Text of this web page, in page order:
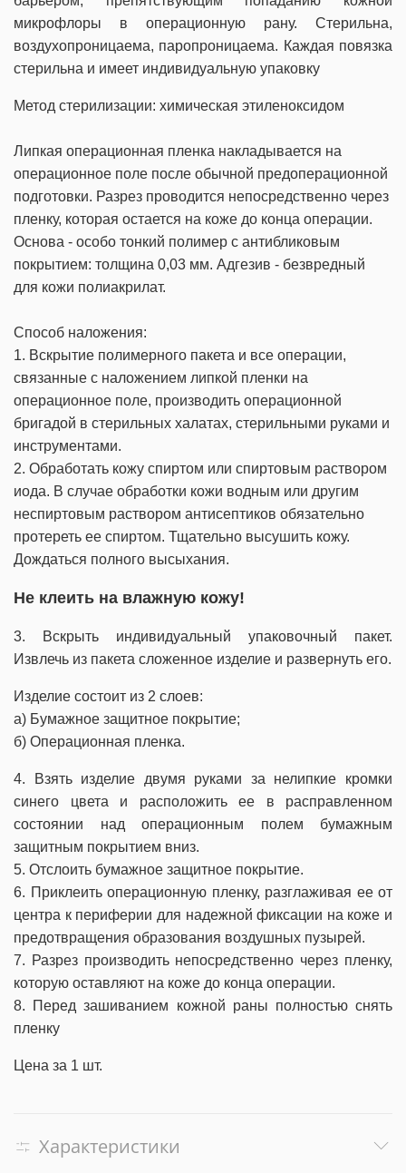
микрофлоры в операционную рану. Стерильна,
воздухопроницаема, паропроницаема. Каждая повязка
стерильна и имеет индивидуальную упаковку
Метод стерилизации: химическая этиленоксидом
Липкая операционная пленка накладывается на
операционное поле после обычной предоперационной
подготовки. Разрез проводится непосредственно через
пленку, которая остается на коже до конца операции.
Основа - особо тонкий полимер с антибликовым
покрытием: толщина 0,03 мм. Адгезив - безвредный
для кожи полиакрилат.
Способ наложения:
1. Вскрытие полимерного пакета и все операции,
связанные с наложением липкой пленки на
операционное поле, производить операционной
бригадой в стерильных халатах, стерильными руками и
инструментами.
2. Обработать кожу спиртом или спиртовым раствором
иода. В случае обработки кожи водным или другим
неспиртовым раствором антисептиков обязательно
протереть ее спиртом. Тщательно высушить кожу.
Дождаться полного высыхания.
Не клеить на влажную кожу!
3. Вскрыть индивидуальный упаковочный пакет.
Извлечь из пакета сложенное изделие и развернуть его.
Изделие состоит из 2 слоев:
а) Бумажное защитное покрытие;
б) Операционная пленка.
4. Взять изделие двумя руками за нелипкие кромки
синего цвета и расположить ее в расправленном
состоянии над операционным полем бумажным
защитным покрытием вниз.
5. Отслоить бумажное защитное покрытие.
6. Приклеить операционную пленку, разглаживая ее от
центра к периферии для надежной фиксации на коже и
предотвращения образования воздушных пузырей.
7. Разрез производить непосредственно через пленку,
которую оставляют на коже до конца операции.
8. Перед зашиванием кожной раны полностью снять
пленку
Цена за 1 шт.
Характеристики